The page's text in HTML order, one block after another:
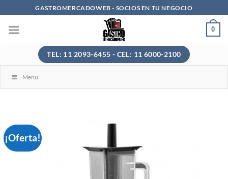
al
contenido
GASTROMERCADOWEB - SOCIOS EN TU NEGOCIO
0
TEL: 11 2093-6455 - CEL: 11 6000-2100
Menu
¡Oferta!